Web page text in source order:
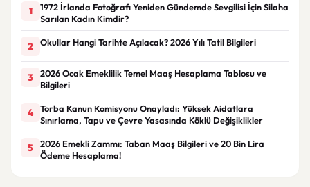
1
1972 İrlanda Fotoğrafı Yeniden Gündemde Sevgilisi İçin Silaha
Sarılan Kadın Kimdir?
2 Okullar Hangi Tarihte Açılacak? 2026 Yılı Tatil Bilgileri
3
2026 Ocak Emeklilik Temel Maaş Hesaplama Tablosu ve
Bilgileri
4
Torba Kanun Komisyonu Onayladı: Yüksek Aidatlara
Sınırlama, Tapu ve Çevre Yasasında Köklü Değişiklikler
5
2026 Emekli Zammı: Taban Maaş Bilgileri ve 20 Bin Lira
Ödeme Hesaplama!